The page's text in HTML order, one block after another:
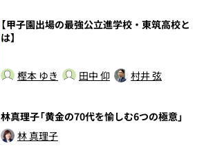
【甲子園出場の最強公立進学校・東筑高校と
は】
樫本 ゆき 田中 仰 村井 弦
林真理子「黄金の70代を愉しむ6つの極意」
林 真理子